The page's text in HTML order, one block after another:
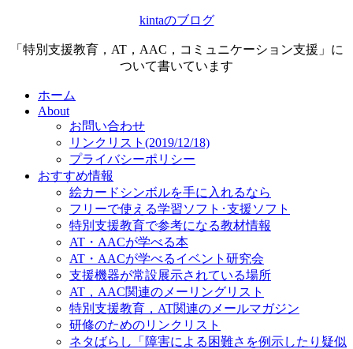
kintaのブログ
「特別支援教育，AT，AAC，コミュニケーション支援」に
ついて書いています
ホーム
About
お問い合わせ
リンクリスト(2019/12/18)
プライバシーポリシー
おすすめ情報
絵カードシンボルを手に入れるなら
フリーで使える学習ソフト･支援ソフト
特別支援教育で参考になる教材情報
AT・AACが学べる本
AT・AACが学べるイベント研究会
支援機器が常設展示されている場所
AT，AAC関連のメーリングリスト
特別支援教育，AT関連のメールマガジン
研修のためのリンクリスト
ネタばらし「障害による困難さを例示したり疑似